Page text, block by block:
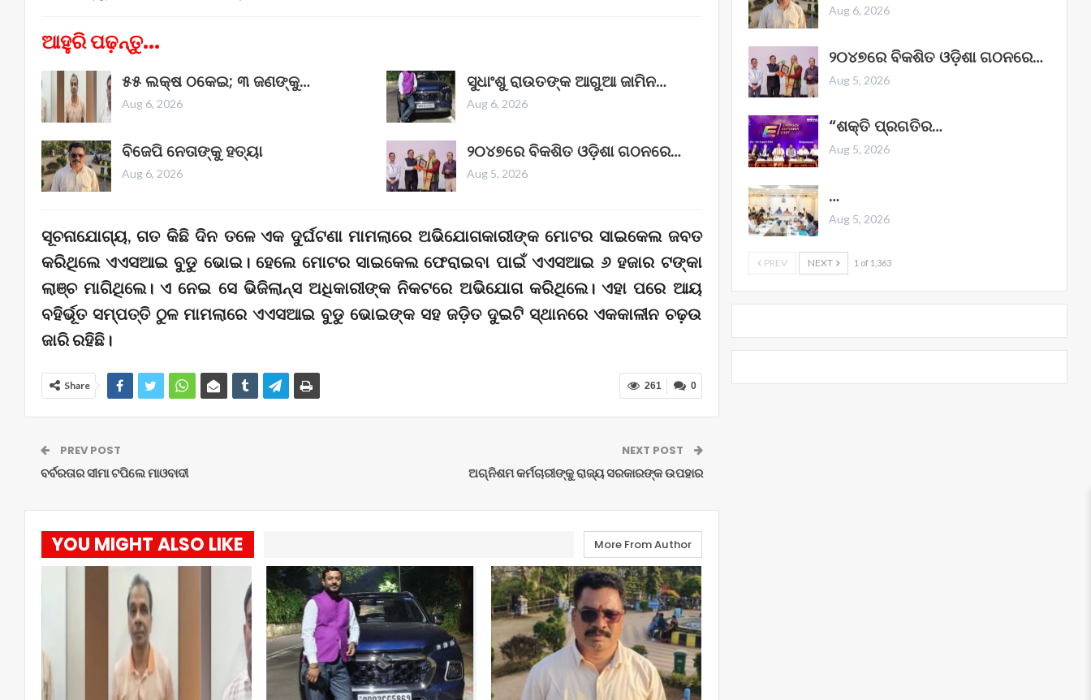
ଆହୁରି ପଢ଼ନ୍ତୁ...
୫୫ ଲକ୍ଷ ଠକେଇ; ୩ ଜଣଙ୍କୁ…
Aug 6, 2026
ସୁଧାଂଶୁ ରାଉତଙ୍କ ଆଗୁଆ ଜାମିନ…
Aug 6, 2026
ବିଜେପି ନେତାଙ୍କୁ ହତ୍ୟା
Aug 6, 2026
୨୦୪୭ରେ ବିକଶିତ ଓଡ଼ିଶା ଗଠନରେ…
Aug 5, 2026
ସୂଚନାଯୋଗ୍ୟ, ଗତ କିଛି ଦିନ ତଳେ ଏକ ଦୁର୍ଘଟଣା ମାମଲାରେ ଅଭିଯୋଗକାରୀଙ୍କ ମୋଟର ସାଇକେଲ ଜବତ
କରିଥିଲେ ଏଏସଆଇ ବୁଡୁ ଭୋଇ। ହେଲେ ମୋଟର ସାଇକେଲ ଫେରାଇବା ପାଇଁ ଏଏସଆଇ ୬ ହଜାର ଟଙ୍କା
ଲାଞ୍ଚ ମାଗିଥିଲେ। ଏ ନେଇ ସେ ଭିଜିଲାନ୍ସ ଅଧିକାରୀଙ୍କ ନିକଟରେ ଅଭିଯୋଗ କରିଥିଲେ। ଏହା ପରେ ଆୟ
ବହିର୍ଭୂତ ସମ୍ପତ୍ତି ଠୁଳ ମାମଲାରେ ଏଏସଆଇ ବୁଡୁ ଭୋଇଙ୍କ ସହ ଜଡ଼ିତ ଦୁଇଟି ସ୍ଥାନରେ ଏକକାଳୀନ ଚଢ଼ଉ
ଜାରି ରହିଛି।
0
261
Share
PREV POST
ବର୍ବରତାର ସୀମା ଟପିଲେ ମାଓବାଦୀ
NEXT POST
ଅଗ୍ନିଶମ କର୍ମଚାରୀଙ୍କୁ ରାଜ୍ୟ ସରକାରଙ୍କ ଉପହାର
YOU MIGHT ALSO LIKE More From Author
Aug 6, 2026
୨୦୪୭ରେ ବିକଶିତ ଓଡ଼ିଶା ଗଠନରେ…
Aug 5, 2026
“ଶକ୍ତି ପ୍ରଗତିର…
Aug 5, 2026
…
Aug 5, 2026
PREV NEXT 1 of 1,363